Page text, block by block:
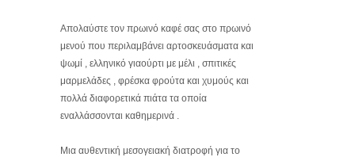
Απολαύστε τον πρωινό καφέ σας στο πρωινό
μενού που περιλαμβάνει αρτοσκευάσματα και
ψωμί , ελληνικό γιαούρτι με μέλι , σπιτικές
μαρμελάδες , φρέσκα φρούτα και χυμούς και
πολλά διαφορετικά πιάτα τα οποία
εναλλάσσονται καθημερινά .
Μια αυθεντική μεσογειακή διατροφή για το